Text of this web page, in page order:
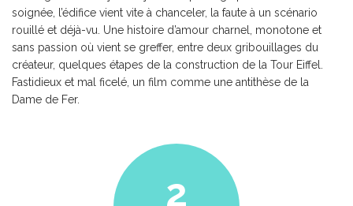
soignée, l’édifice vient vite à chanceler, la faute à un scénario
rouillé et déjà-vu. Une histoire d’amour charnel, monotone et
sans passion où vient se greffer, entre deux gribouillages du
créateur, quelques étapes de la construction de la Tour Eiffel.
Fastidieux et mal ficelé, un film comme une antithèse de la
Dame de Fer.
2